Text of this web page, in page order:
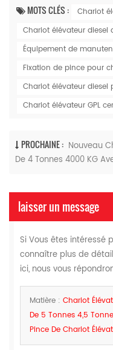
MOTS CLÉS :
Chariot
Chariot élévateur diesel
Équipement de
Fixation de pince pour
Chariot élévateur diesel
Chariot élévateur GPL
PROCHAINE : Nouveau
De 4 Tonnes 4000 KG
laisser un message
Si Vous êtes intéressé
connaître plus de
ici, nous vous
Matière : Chariot
De 5 Tonnes 4,5
Pince De Chariot